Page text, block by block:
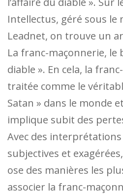
Intellectus, géré sous le
Leadnet, on trouve un
La franc-maçonnerie, le
diable ». En cela, la
traitée comme le
Satan » dans le monde
implique subit des
Avec des
subjectives et
ose des manières les
associer la franc-